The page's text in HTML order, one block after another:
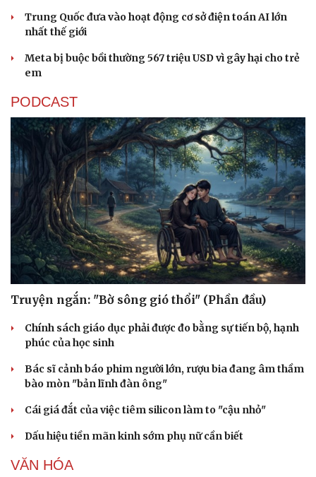
Sức khỏe
Dinh dưỡng - món ngon
Cây thuốc
Sản phụ khoa
Nam khoa
Phòng mạch online
Ăn sạch sống khỏe
Đời sống
Blog
Trung Quốc đưa vào hoạt động cơ sở điện toán AI lớn
nhất thế giới
Meta bị buộc bồi thường 567 triệu USD vì gây hại cho trẻ
em
PODCAST
Truyện ngắn: "Bờ sông gió thổi" (Phần đầu)
Chính sách giáo dục phải được đo bằng sự tiến bộ, hạnh
phúc của học sinh
Bác sĩ cảnh báo phim người lớn, rượu bia đang âm thầm
bào mòn "bản lĩnh đàn ông"
Cái giá đắt của việc tiêm silicon làm to "cậu nhỏ"
Dấu hiệu tiền mãn kinh sớm phụ nữ cần biết
VĂN HÓA